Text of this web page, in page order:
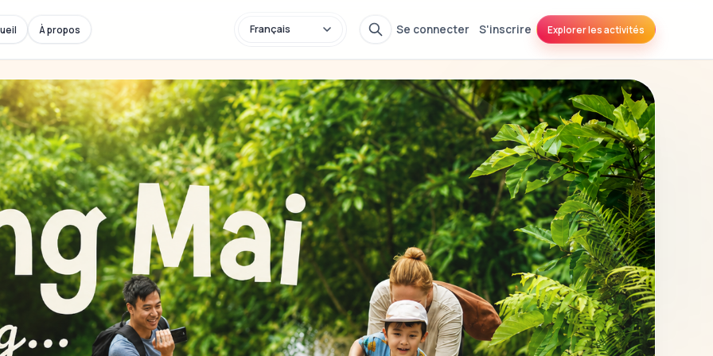
À propos Se connecter S'inscrire Explorer les activités